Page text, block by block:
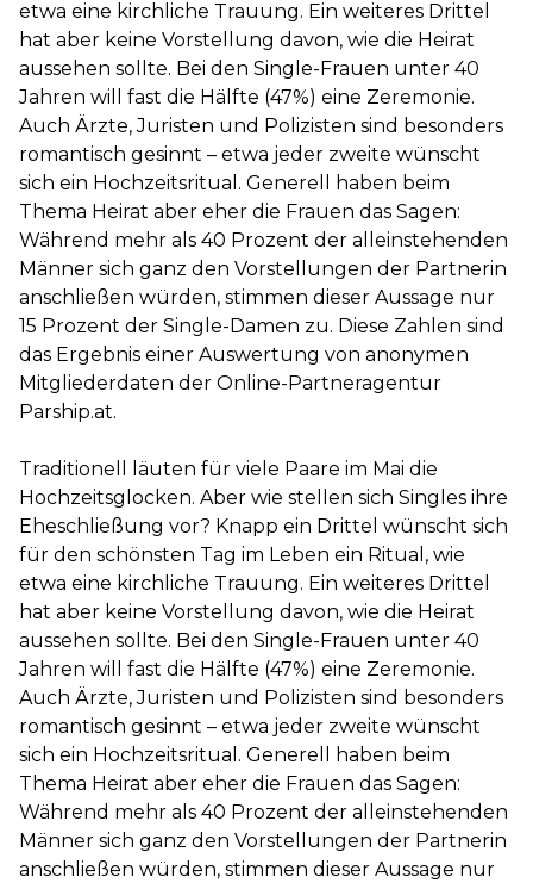
etwa eine kirchliche Trauung. Ein weiteres Drittel
hat aber keine Vorstellung davon, wie die Heirat
aussehen sollte. Bei den Single-Frauen unter 40
Jahren will fast die Hälfte (47%) eine Zeremonie.
Auch Ärzte, Juristen und Polizisten sind besonders
romantisch gesinnt – etwa jeder zweite wünscht
sich ein Hochzeitsritual. Generell haben beim
Thema Heirat aber eher die Frauen das Sagen:
Während mehr als 40 Prozent der alleinstehenden
Männer sich ganz den Vorstellungen der Partnerin
anschließen würden, stimmen dieser Aussage nur
15 Prozent der Single-Damen zu. Diese Zahlen sind
das Ergebnis einer Auswertung von anonymen
Mitgliederdaten der Online-Partneragentur
Parship.at.
Traditionell läuten für viele Paare im Mai die
Hochzeitsglocken. Aber wie stellen sich Singles ihre
Eheschließung vor? Knapp ein Drittel wünscht sich
für den schönsten Tag im Leben ein Ritual, wie
etwa eine kirchliche Trauung. Ein weiteres Drittel
hat aber keine Vorstellung davon, wie die Heirat
aussehen sollte. Bei den Single-Frauen unter 40
Jahren will fast die Hälfte (47%) eine Zeremonie.
Auch Ärzte, Juristen und Polizisten sind besonders
romantisch gesinnt – etwa jeder zweite wünscht
sich ein Hochzeitsritual. Generell haben beim
Thema Heirat aber eher die Frauen das Sagen:
Während mehr als 40 Prozent der alleinstehenden
Männer sich ganz den Vorstellungen der Partnerin
anschließen würden, stimmen dieser Aussage nur